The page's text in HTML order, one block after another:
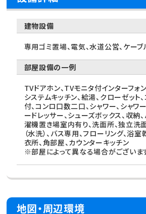
建物設備
専用ゴミ置場、電気、水道公営、ケーブ
部屋設備の一例
TVドアホン、TVモニタ付インターフォ
システムキッチン、給湯、クローゼット
付、コンロ口数二口、シャワー、シャワ
ードレッサー、シューズボックス、収納
濯機置き場室内有り、洗面所、独立洗
（水洗）、バス専用、フローリング、浴室
衣所、角部屋、カウンターキッチン
※部屋によって異なる場合がございま
地図・周辺環境